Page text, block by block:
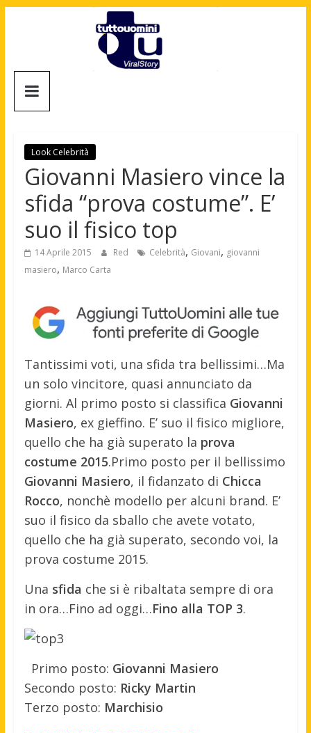
Tuttouomini
Cinema,
Motori,
gay
news
moda
maschile
Look Celebrità
Giovanni Masiero vince la
sfida “prova costume”. E’
suo il fisico top
14 Aprile 2015 Red Celebrità, Giovani, giovanni
masiero, Marco Carta
Tantissimi voti, una sfida tra bellissimi…Ma
un solo vincitore, quasi annunciato da
giorni. Al primo posto si classifica Giovanni
Masiero, ex gieffino. E’ suo il fisico migliore,
quello che ha già superato la prova
costume 2015.Primo posto per il bellissimo
Giovanni Masiero, il fidanzato di Chicca
Rocco, nonchè modello per alcuni brand. E’
suo il fisico da sballo che avete votato,
quello che ha già superato, secondo voi, la
prova costume 2015.
Una sfida che si è ribaltata sempre di ora
in ora…Fino ad oggi…Fino alla TOP 3.
Primo posto: Giovanni Masiero
Secondo posto: Ricky Martin
Terzo posto: Marchisio